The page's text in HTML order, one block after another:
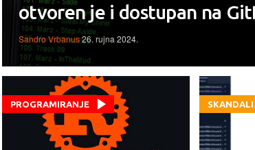
otvoren je i dostupan na
Sandro Vrbanus26. rujna 2024.
PROGRAMIRANJE SKANDALI